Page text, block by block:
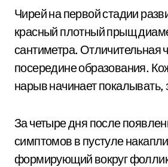
Чирей на первой стадии
красный плотный прыщ
сантиметра. Отличительная
посередине образования.
нарыв начинает покалывать,
За четыре дня после
симптомов в пустуле
формирующий вокруг